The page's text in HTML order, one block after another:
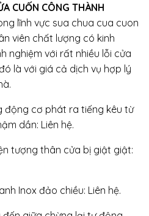
CUỐN CÔNG THÀNH
lĩnh vực sua chua cua cuon
viên chất lượng có kinh
nghiệm với rất nhiều lỗi cửa
là với giá cả dịch vụ hợp lý
động cơ phát ra tiếng kêu từ
dần: Liên hệ.
tượng thân cửa bị giật giật:
Inox đảo chiều: Liên hệ.